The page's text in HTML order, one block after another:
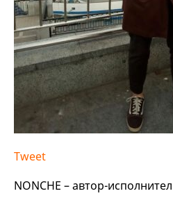
Tweet
NONCHE – автор-